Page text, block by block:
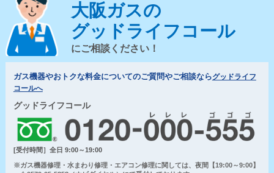
大阪ガスの
グッドライフコール
にご相談ください！
ガス機器やおトクな料金についてのご質問やご相談ならグッドライフ
コールへ
グッドライフコール
[受付時間］全日 9:00～19:00
※ガス機器修理・水まわり修理・エアコン修理に関しては、夜間【19:00～9:00】